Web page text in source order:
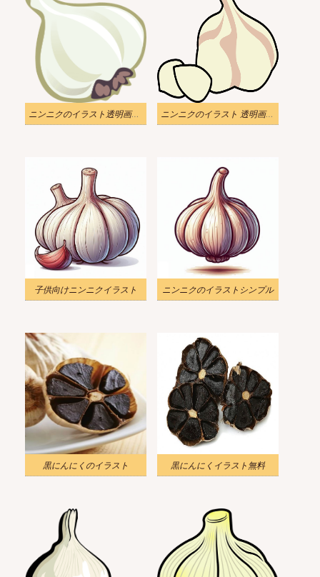
ニンニクのイラスト透明画像 2 ニンニクのイラスト 透明画像 3
子供向けニンニクイラスト ニンニクのイラストシンプル
黒にんにくのイラスト 黒にんにくイラスト無料